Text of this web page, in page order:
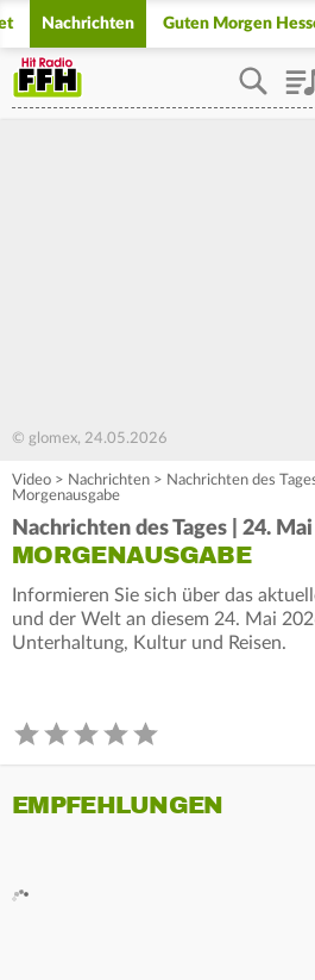
Nachrichten Guten Morgen
© glomex, 24.05.2026
Video > Nachrichten > Nachrichten des
Morgenausgabe
Nachrichten des Tages | 24.
MORGENAUSGABE
Informieren Sie sich über das
und der Welt an diesem 24. Mai
Unterhaltung, Kultur und Reisen.
EMPFEHLUNGEN